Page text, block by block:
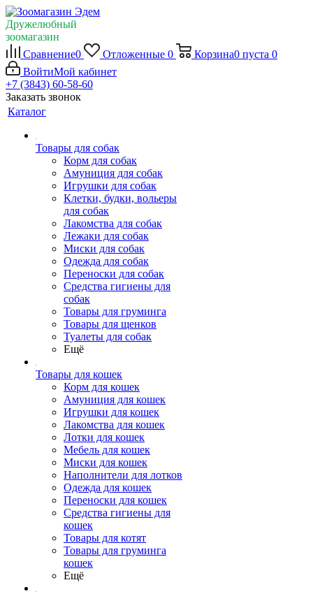
Дружелюбный
зоомагазин
Сравнение0 Отложенные 0 Корзина0 пуста 0
ВойтиМой кабинет
+7 (3843) 60-58-60
Заказать звонок
Каталог
Товары для собак
Корм для собак
Амуниция для собак
Игрушки для собак
Клетки, будки, вольеры
для собак
Лакомства для собак
Лежаки для собак
Миски для собак
Одежда для собак
Переноски для собак
Средства гигиены для
собак
Товары для груминга
Товары для щенков
Туалеты для собак
Ещё
Товары для кошек
Корм для кошек
Амуниция для кошек
Игрушки для кошек
Лакомства для кошек
Лотки для кошек
Мебель для кошек
Миски для кошек
Наполнители для лотков
Одежда для кошек
Переноски для кошек
Средства гигиены для
кошек
Товары для котят
Товары для груминга
кошек
Ещё